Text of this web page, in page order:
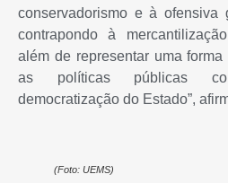
conservadorismo e à ofensiva
contrapondo à
além de representar uma
as políticas públicas
democratização do Estado”,
(Foto: UEMS)